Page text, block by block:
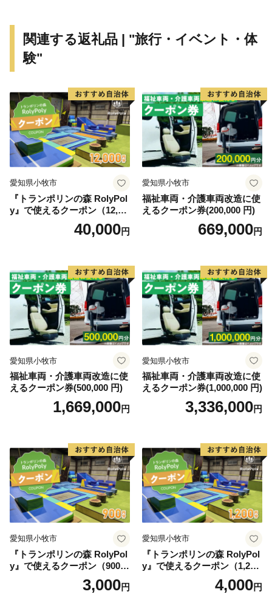
定住促進ポータルサイト「ウミひとココロ」を開設する
など、南知多町の魅力を全国に向けて発信する取組みを
ふるさと納税についても南知多町の隠れた魅力を全国
の皆さまに知っていただく一つの手段と考えて取り組ん
でおります。皆さまの温かいご支援をお待ちしておりま
す。5千円以上寄附をしていただいた方には、まちのPR
も兼ねて町の特産品等をお送りさせていただきます。
【ご注意】
※特典の送付は、南知多町外にお住まいの方に限らせて
いただきます。
※特典を受け取ることによる経済的利益については、一
※特典は複数選択いただけます。（1度の申込で最大32
品まで）
※特典のお届けには1～2ヶ月程度かかることがありま
す。
※寄附につきまして、年度内の回数制限は設けておりま
せん。
※特典の写真はイメージです。
【アクセス】
名古屋から約1時間
（名古屋鉄道）
※町内⇔河和駅は海っ子バス（コミュニティバス）「南
知多・美浜環状線」が運行
・離島（日間賀島・篠島）へのアクセス
「河和港」と「師崎港」より定期船が運行（名鉄海上
観光船）
関連する返礼品 | "旅行・イベント・体
験"
愛知県小牧市
『トランポリンの森 RolyPol
y』で使えるクーポン（12,00
40,000円
愛知県小牧市
福祉車両・介護車両改造に使
えるクーポン券(200,000 円)
669,000円
愛知県小牧市
福祉車両・介護車両改造に使
えるクーポン券(500,000 円)
1,669,000円
愛知県小牧市
福祉車両・介護車両改造に使
えるクーポン券(1,000,000 円)
3,336,000円
愛知県小牧市
『トランポリンの森 RolyPol
y』で使えるクーポン（900
3,000円
愛知県小牧市
『トランポリンの森 RolyPol
y』で使えるクーポン（1,200
4,000円